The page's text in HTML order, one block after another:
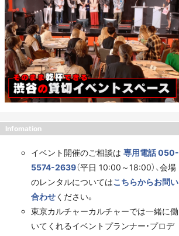
Infomation
イベント開催のご相談は 専用電話 050-
5574-2639（平日 10:00～18:00）、会場
のレンタルについてはこちらからお問い
合わせください。
東京カルチャーカルチャーでは一緒に働
いてくれるイベントプランナー・プロデ